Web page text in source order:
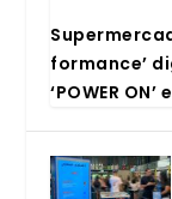
for­man­ce’
‘POWER